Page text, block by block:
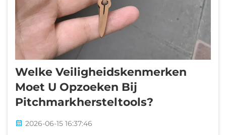
Welke Veiligheidskenmerken
Moet U Opzoeken Bij
Pitchmarkhersteltools?
2026-06-15 16:37:46